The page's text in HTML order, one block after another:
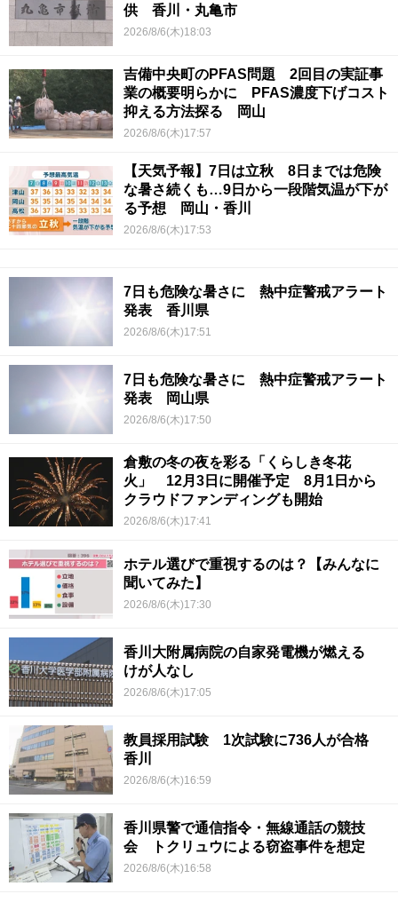
供 香川・丸亀市
2026/8/6(木)18:03
吉備中央町のPFAS問題 2回目の実証事
業の概要明らかに PFAS濃度下げコスト
抑える方法探る 岡山
2026/8/6(木)17:57
【天気予報】7日は立秋 8日までは危険
な暑さ続くも…9日から一段階気温が下が
る予想 岡山・香川
2026/8/6(木)17:53
7日も危険な暑さに 熱中症警戒アラート
発表 香川県
2026/8/6(木)17:51
7日も危険な暑さに 熱中症警戒アラート
発表 岡山県
2026/8/6(木)17:50
倉敷の冬の夜を彩る「くらしき冬花
火」 12月3日に開催予定 8月1日から
クラウドファンディングも開始
2026/8/6(木)17:41
ホテル選びで重視するのは？【みんなに
聞いてみた】
2026/8/6(木)17:30
香川大附属病院の自家発電機が燃える
けが人なし
2026/8/6(木)17:05
教員採用試験 1次試験に736人が合格
香川
2026/8/6(木)16:59
香川県警で通信指令・無線通話の競技
会 トクリュウによる窃盗事件を想定
2026/8/6(木)16:58